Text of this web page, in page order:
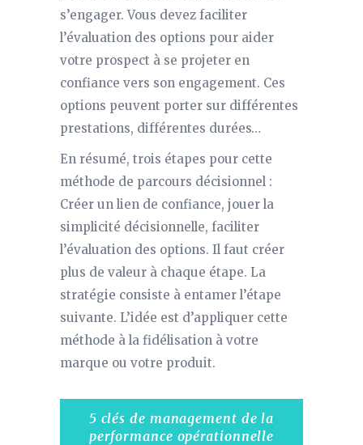
s’engager. Vous devez faciliter
l’évaluation des options pour aider
votre prospect à se projeter en
confiance vers son engagement. Ces
options peuvent porter sur différentes
prestations, différentes durées…
En résumé, trois étapes pour cette
méthode de parcours décisionnel :
Créer un lien de confiance, jouer la
simplicité décisionnelle, faciliter
l’évaluation des options. Il faut créer
plus de valeur à chaque étape. La
stratégie consiste à entamer l’étape
suivante. L’idée est d’appliquer cette
méthode à la fidélisation à votre
marque ou votre produit.
5 clés de management de la
performance opérationnelle